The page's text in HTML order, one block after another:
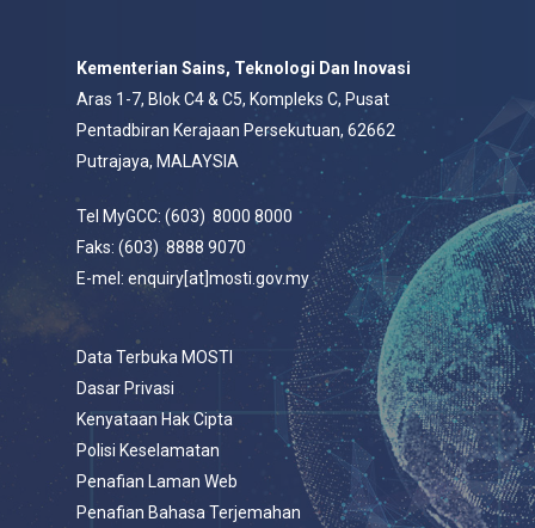
Kementerian Sains, Teknologi Dan Inovasi
Aras 1-7, Blok C4 & C5, Kompleks C, Pusat
Pentadbiran Kerajaan Persekutuan, 62662
Putrajaya, MALAYSIA
Tel MyGCC: (603) 8000 8000
Faks: (603) 8888 9070
E-mel: enquiry[at]mosti.gov.my
Data Terbuka MOSTI
Dasar Privasi
Kenyataan Hak Cipta
Polisi Keselamatan
Penafian Laman Web
Penafian Bahasa Terjemahan